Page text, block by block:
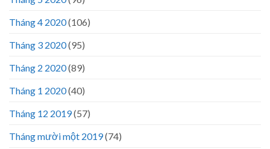
Tháng 4 2020(106)
Tháng 3 2020(95)
Tháng 2 2020(89)
Tháng 1 2020(40)
Tháng 12 2019(57)
Tháng mười một 2019(74)